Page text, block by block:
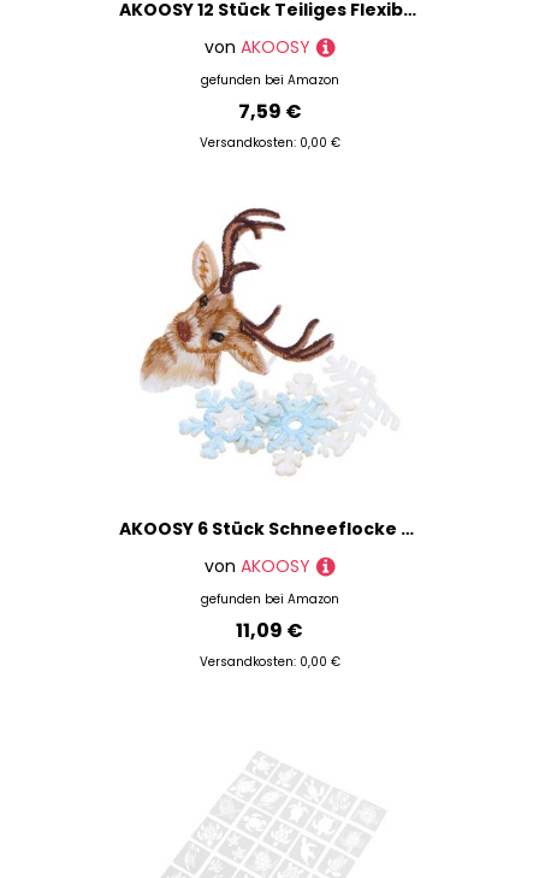
AKOOSY 12 Stück Teiliges Flexibles Maßband Schneidermaßband aus Langlebigem Kunststoff für Nähen Körpermaße und Handwerk Leicht Bruchfest mit Automatischem Rückzug Zufällige Farbe
von AKOOSY
gefunden bei Amazon
7,59 €
Versandkosten: 0,00 €
AKOOSY 6 Stück Schneeflocke Stickstoffpatz bestickte Applikation aufnähen Hosenschuhe Patch Applikation zum Aufbügeln mit Schneeflocken Golden gestickte Schneeflocken Polyesterfaden
von AKOOSY
gefunden bei Amazon
11,09 €
Versandkosten: 0,00 €